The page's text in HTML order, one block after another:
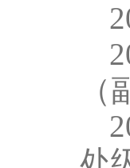
2
2
（
2